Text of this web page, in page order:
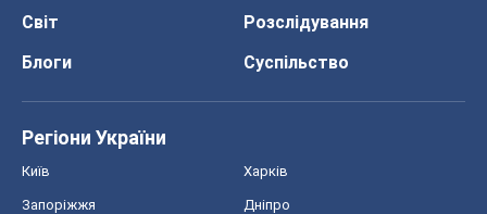
Світ
Розслідування
Блоги
Суспільство
Регіони України
Київ Харків
Запоріжжя Дніпро